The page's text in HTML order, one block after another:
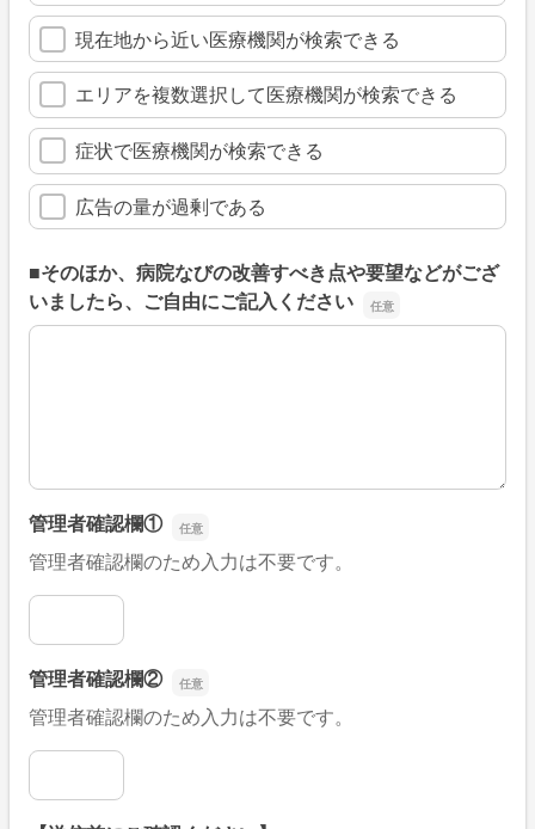
現在地から近い医療機関が検索できる
エリアを複数選択して医療機関が検索できる
症状で医療機関が検索できる
広告の量が過剰である
■そのほか、病院なびの改善すべき点や要望などがござ
いましたら、ご自由にご記入ください
■そのほか、病院なびの改善すべき点や要望などがござい
管理者確認欄①
管理者確認欄のため入力は不要です。
管理者確認欄①
管理者確認欄②
管理者確認欄のため入力は不要です。
管理者確認欄②